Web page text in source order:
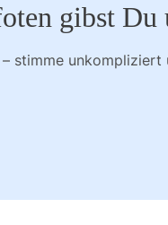
gibst Du
stimme unkompliziert